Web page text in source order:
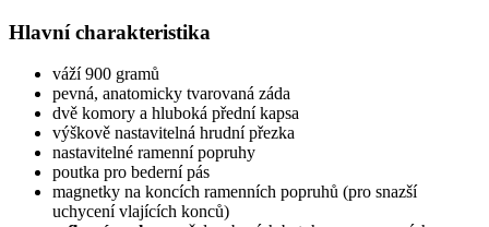
Hlavní charakteristika
váží 900 gramů
pevná, anatomicky tvarovaná záda
dvě komory a hluboká přední kapsa
výškově nastavitelná hrudní přezka
nastavitelné ramenní popruhy
poutka pro bederní pás
magnetky na koncích ramenních popruhů (pro snazší
uchycení vlajících konců)